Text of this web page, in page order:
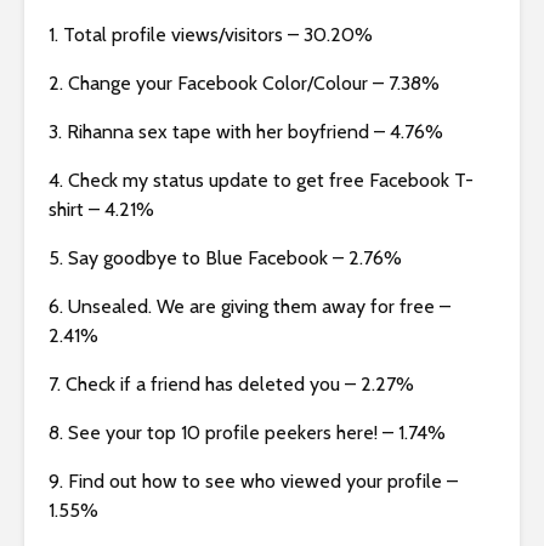
1. Total profile views/visitors – 30.20%
2. Change your Facebook Color/Colour – 7.38%
3. Rihanna sex tape with her boyfriend – 4.76%
4. Check my status update to get free Facebook T-
shirt – 4.21%
5. Say goodbye to Blue Facebook – 2.76%
6. Unsealed. We are giving them away for free –
2.41%
7. Check if a friend has deleted you – 2.27%
8. See your top 10 profile peekers here! – 1.74%
9. Find out how to see who viewed your profile –
1.55%